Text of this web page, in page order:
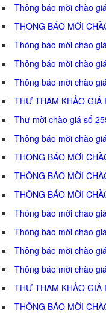
Thông báo mời chào giá
THÔNG BÁO MỜI
Thông báo mời chào giá
Thông báo mời chào giá
Thông báo mời chào giá
THƯ THAM KHẢO GIÁ
Thư mời chào giá số
Thông báo mời chào giá
THÔNG BÁO MỜI
THÔNG BÁO MỜI
THÔNG BÁO MỜI
Thông báo mời chào
Thông báo mời chào
Thông báo mời chào giá
Thông báo mời chào
THƯ THAM KHẢO GIÁ
THÔNG BÁO MỜI